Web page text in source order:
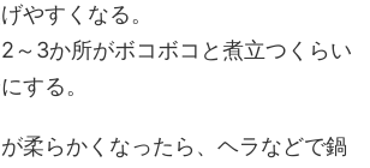
やすくなる。
～3か所がボコボコと煮立つくらい
する。
柔らかくなったら、ヘラなどで鍋